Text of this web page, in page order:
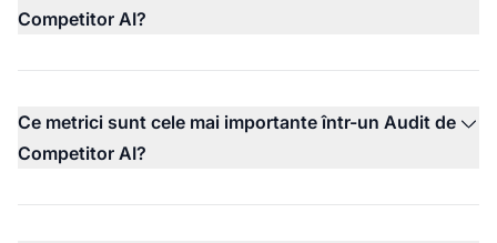
Competitor AI?
Ce metrici sunt cele mai importante într-un Audit de
Competitor AI?